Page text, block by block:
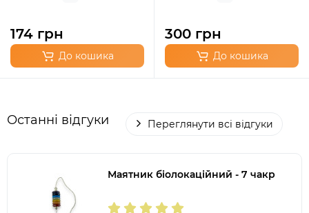
174 грн
До кошика
300 грн
До кошика
Останні відгуки Переглянути всі відгуки
Маятник біолокаційний - 7 чакр